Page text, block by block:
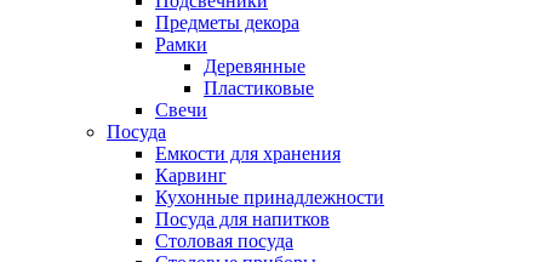
Предметы декора
Рамки
Деревянные
Пластиковые
Свечи
Посуда
Емкости для хранения
Карвинг
Кухонные принадлежности
Посуда для напитков
Столовая посуда